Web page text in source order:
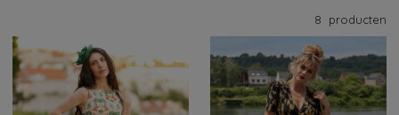
8 producten